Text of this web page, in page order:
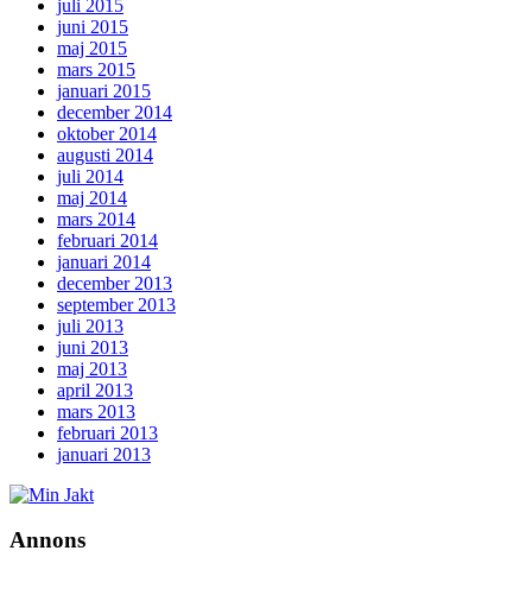
juli 2015
juni 2015
maj 2015
mars 2015
januari 2015
december 2014
oktober 2014
augusti 2014
juli 2014
maj 2014
mars 2014
februari 2014
januari 2014
december 2013
september 2013
juli 2013
juni 2013
maj 2013
april 2013
mars 2013
februari 2013
januari 2013
Annons